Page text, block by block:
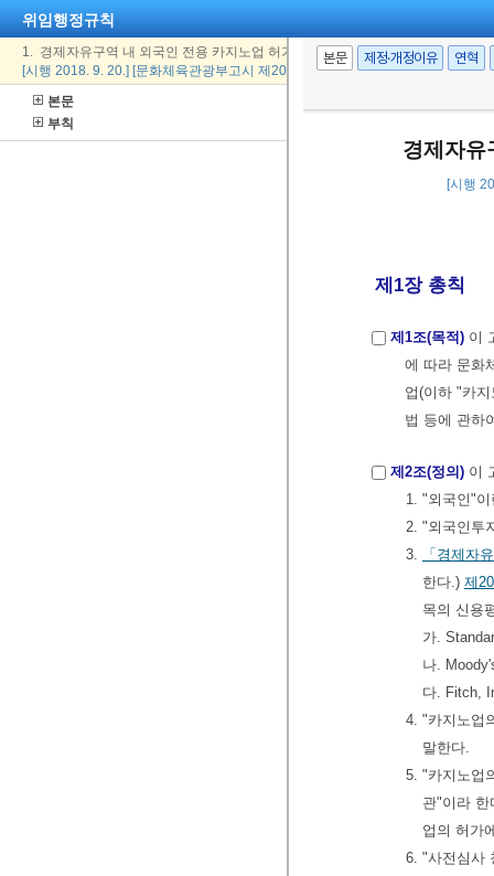
위임행정규칙
1. 경제자유구역 내 외국인 전용 카지노업 허가 사전심사 지침
[시행 2018. 9. 20.] [문화체육관광부고시 제2018-34호, 2018. 9. 20., 일부개정]
본문
부칙
본문 제정·개정이유 연혁
경제자유
[시행
제1장 총칙
제1조(목적) 이
에 따라 문화
업(이하 "카
법 등에 관하
제2조(정의) 이
1. "외국인"이
2. "외국인투
3.
「경제자
한다.) 제
목의 신용
가.
나.
다. Fitch,
4. "카지노업
말한다.
5. "카지노업
관"이라
업의 허가
6. "사전심사